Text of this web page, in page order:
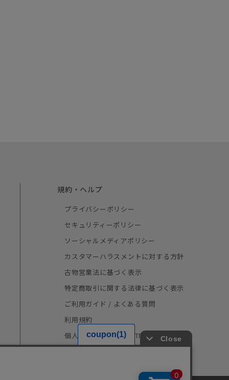
規約・ヘルプ
プライバシーポリシー
セキュリティーポリシー
ソーシャルメディアポリシー
カスタマーハラスメントに対する方針
古物営業法に基づく表示
特定商取引に関する法律に基づく表示
ご利用ガイド / よくある質問
利用規約
個人情報の取り扱い（TRUSTe）